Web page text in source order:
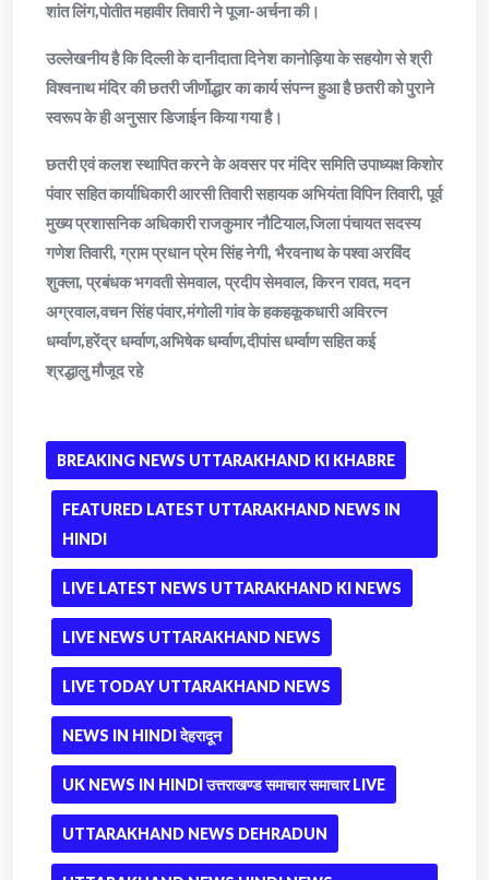
शांत लिंग,पोतीत महावीर तिवारी ने पूजा-अर्चना की।
उल्लेखनीय है कि दिल्ली के दानीदाता दिनेश कानोड़िया के सहयोग से श्री
विश्वनाथ मंदिर की छतरी जीर्णोद्धार का कार्य संपन्न हुआ है छतरी को पुराने
स्वरूप के ही अनुसार डिजाईन किया गया है।
छतरी एवं कलश स्थापित करने के अवसर पर मंदिर समिति उपाध्यक्ष किशोर
पंवार सहित कार्याधिकारी आरसी तिवारी सहायक अभियंता विपिन तिवारी, पूर्व
मुख्य प्रशासनिक अधिकारी राजकुमार नौटियाल,जिला पंचायत सदस्य
गणेश तिवारी, ग्राम प्रधान प्रेम सिंह नेगी, भैरवनाथ के पश्वा अरविंद
शुक्ला, प्रबंधक भगवती सेमवाल, प्रदीप सेमवाल, किरन रावत, मदन
अग्रवाल,वचन सिंह पंवार,मंगोली गांव के हकहकूकधारी अविरत्न
धर्म्वाण,हरेंद्र धर्म्वाण,अभिषेक धर्म्वाण,दीपांस धर्म्वाण सहित कई
श्रद्धालु मौजूद रहे
BREAKING NEWS UTTARAKHAND KI KHABRE
FEATURED LATEST UTTARAKHAND NEWS IN
HINDI
LIVE LATEST NEWS UTTARAKHAND KI NEWS
LIVE NEWS UTTARAKHAND NEWS
LIVE TODAY UTTARAKHAND NEWS
NEWS IN HINDI देहरादून
UK NEWS IN HINDI उत्तराखण्ड समाचार समाचार LIVE
UTTARAKHAND NEWS DEHRADUN